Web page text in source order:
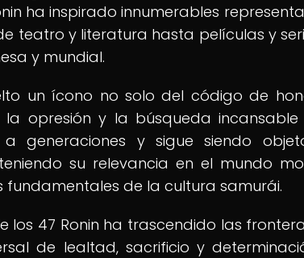
ha inspirado innumerables
teatro y literatura hasta películas y
y mundial.
un ícono no solo del código de
opresión y la búsqueda incansable
generaciones y sigue siendo
su relevancia en el mundo
de la cultura samurái.
los 47 Ronin ha trascendido las
de lealtad, sacrificio y